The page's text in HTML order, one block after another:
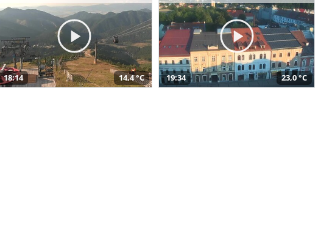
18:14 14,4 °C 19:34 23,0 °C